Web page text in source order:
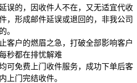
误的，因收件人不在，又无适宜代收
，形成邮件延误或退回的，非我公司
。
客户的燃眉之急，打破全部影响客户
秒都在排忧解难
可免费上门收件服务，成功下单后客
上门完结收件。